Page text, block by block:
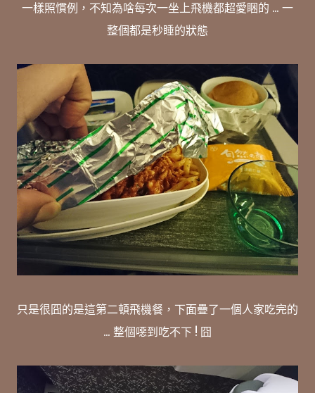
一樣照慣例，不知為啥每次一坐上飛機都超愛睏的 ... 一
整個都是秒睡的狀態
只是很囧的是這第二頓飛機餐，下面疊了一個人家吃完的
... 整個噁到吃不下 ! 囧